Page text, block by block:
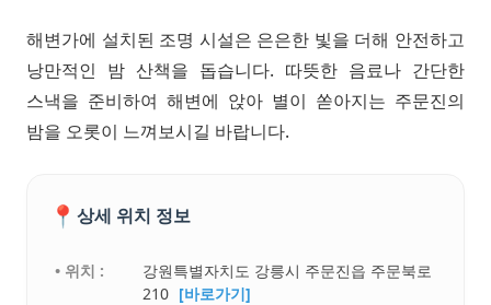
해변가에 설치된 조명 시설은 은은한 빛을 더해 안전하고
낭만적인 밤 산책을 돕습니다. 따뜻한 음료나 간단한
스낵을 준비하여 해변에 앉아 별이 쏟아지는 주문진의
밤을 오롯이 느껴보시길 바랍니다.
📍 상세 위치 정보
• 위치 :
강원특별자치도 강릉시 주문진읍 주문북로
210 [바로가기]